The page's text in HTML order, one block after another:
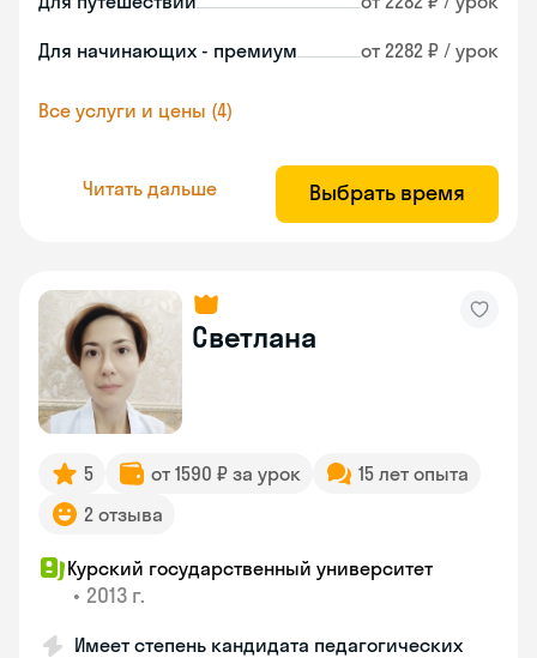
Для начинающих - премиум от 2282 ₽ / урок
Все услуги и цены (4)
Читать дальше Выбрать время
Светлана
5 от 1590 ₽ за урок
15 лет опыта
2 отзыва
Курский государственный университет
• 2013 г.
Имеет степень кандидата педагогических